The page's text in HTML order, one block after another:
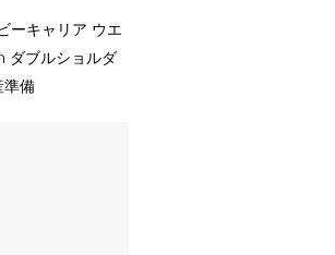
ーキャリア ウエ
ダブルショルダ
準備